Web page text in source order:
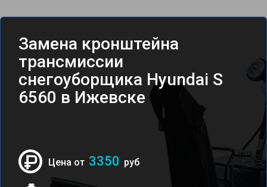
Замена кронштейна
трансмиссии
снегоуборщика Hyundai S
6560 в Ижевске
Цена от 3350 руб